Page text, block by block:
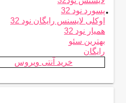
.پسورد نود 32
اوکلی لایسنس رایگان نود 32
همیار نود 32
بهترین سئو
رایگان
خرید آنتی ویروس